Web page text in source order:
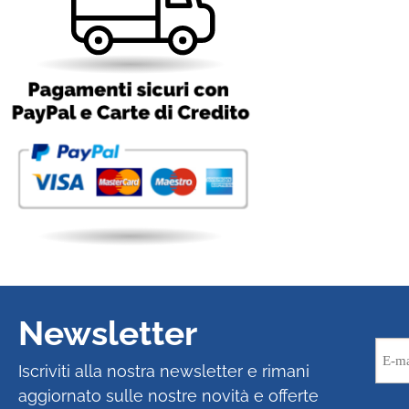
Newsletter
Iscriviti alla nostra newsletter e rimani
aggiornato sulle nostre novità e offerte